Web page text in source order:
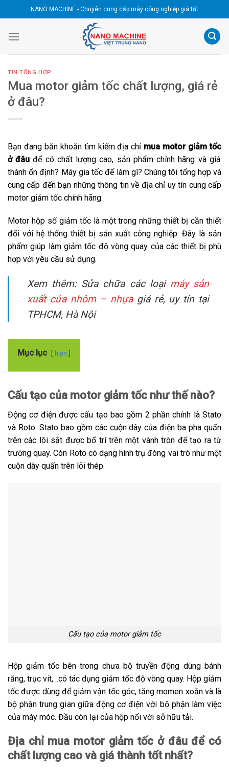
to
content
NANO MACHINE - Chuyên cung cấp máy công nghiệp giá tốt
TIN TỔNG HỢP
Mua motor giảm tốc chất lượng, giá rẻ
ở đâu?
Bạn đang băn khoăn tìm kiếm địa chỉ mua motor giảm tốc
ở đâu để có chất lượng cao, sản phẩm chính hãng và giá
thành ổn định? Máy gia tốc để làm gì? Chúng tôi tổng hợp và
cung cấp đến bạn những thông tin về địa chỉ uy tín cung cấp
motor giảm tốc chính hãng.
Motor hộp số giảm tốc là một trong những thiết bị cần thiết
đối với hệ thống thiết bị sản xuất công nghiệp. Đây là sản
phẩm giúp làm giảm tốc độ vòng quay của các thiết bị phù
hợp với yêu cầu sử dụng.
Xem thêm: Sửa chữa các loại máy sản
xuất cửa nhôm – nhựagiá rẻ, uy tín tại
TPHCM, Hà Nội
Mục lục hiện
Cấu tạo của motor giảm tốc như thế nào?
Động cơ điện được cấu tạo bao gồm 2 phần chính là Stato
và Roto. Stato bao gồm các cuộn dây của điện ba pha quấn
trên các lõi sắt được bố trí trên một vành tròn để tạo ra từ
trường quay. Còn Roto có dạng hình trụ đóng vai trò như một
cuộn dây quấn trên lõi thép.
Cấu tạo của motor giảm tốc
Hộp giảm tốc bên trong chưa bộ truyền động dùng bánh
răng, trục vít,…có tác dụng giảm tốc độ vòng quay. Hộp giảm
tốc được dùng để giảm vận tốc góc, tăng momen xoắn và là
bộ phận trung gian giữa động cơ điện với bộ phận làm việc
của máy móc. Đầu còn lại của hộp nối với sở hữu tải.
Địa chỉ mua motor giảm tốc ở đâu để có
chất lượng cao và giá thành tốt nhất?